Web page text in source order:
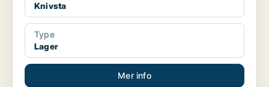
Knivsta
Type
Lager
Mer info